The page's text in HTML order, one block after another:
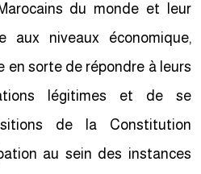
du monde et leur
aux niveaux économique,
en sorte de répondre à leurs
légitimes et de se
de la Constitution
au sein des instances